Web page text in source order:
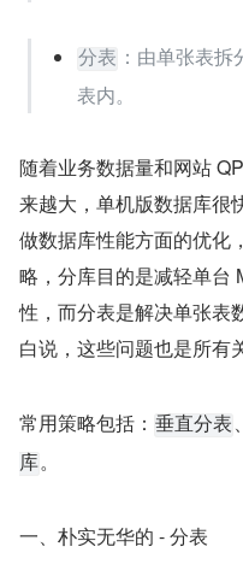
分表 ：由单张表
表内。
随着业务数据量和网站
来越大，单机版数据库很
做数据库性能方面的优化
略，分库目的是减轻单台
性，而分表是解决单张表
白说，这些问题也是所有
常用策略包括： 垂直分表 、
库。
一、朴实无华的 - 分表